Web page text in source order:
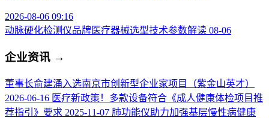
2026-08-06 09:16
动脉硬化检测仪品牌医疗器械选型技术参数解读 08-06
企业资讯 →
董事长俞建涌入选南京市创新型企业家项目（紫金山英才）
2026-06-16 医疗新政策！多款设备符合《成人健康体检项目推
荐指引》要求 2025-11-07 肺功能仪助力加强基层慢性病健康